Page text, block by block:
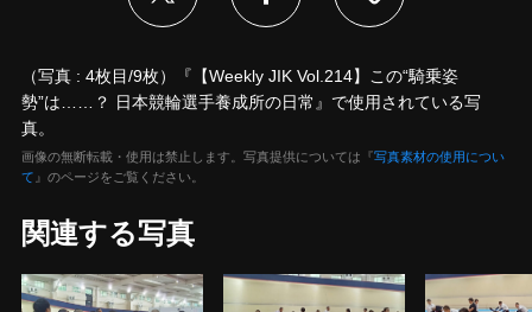
（写真 : 4枚目/9枚）『【Weekly JIK Vol.214】この“騎乗姿
勢”は……？ 日本競輪選手養成所の日常』で使用されている写
真。
画像の無断転載・使用は禁止します。写真提供については『写真素材の使用につい
て 』のページをご覧ください。
関連する写真